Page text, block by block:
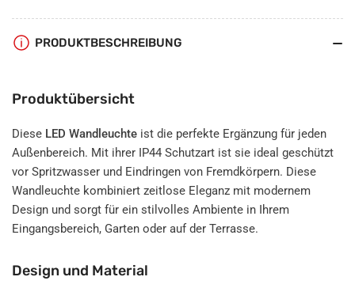
PRODUKTBESCHREIBUNG
Produktübersicht
Diese LED Wandleuchte ist die perfekte Ergänzung für jeden
Außenbereich. Mit ihrer IP44 Schutzart ist sie ideal geschützt
vor Spritzwasser und Eindringen von Fremdkörpern. Diese
Wandleuchte kombiniert zeitlose Eleganz mit modernem
Design und sorgt für ein stilvolles Ambiente in Ihrem
Eingangsbereich, Garten oder auf der Terrasse.
Design und Material